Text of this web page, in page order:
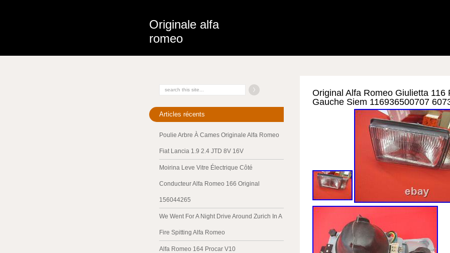
Originale alfa
romeo
Original Alfa Romeo Giulietta 116
Gauche Siem 116936500707
Articles récents
Poulie Arbre À Cames Originale Alfa Romeo
Fiat Lancia 1.9 2.4 JTD 8V 16V
Moirina Leve Vitre Électrique Côté
Conducteur Alfa Romeo 166 Original
156044265
We Went For A Night Drive Around Zurich In A
Fire Spitting Alfa Romeo
Alfa Romeo 164 Procar V10